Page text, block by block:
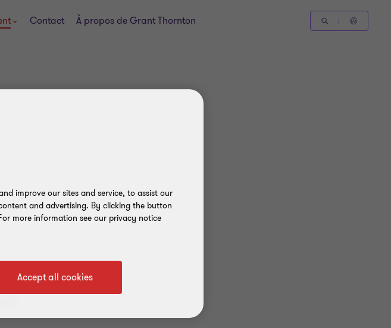
Contact À propos de Grant Thornton
improve our sites and service, to assist our
and advertising. By clicking the button
more information see our privacy notice
Accept all cookies